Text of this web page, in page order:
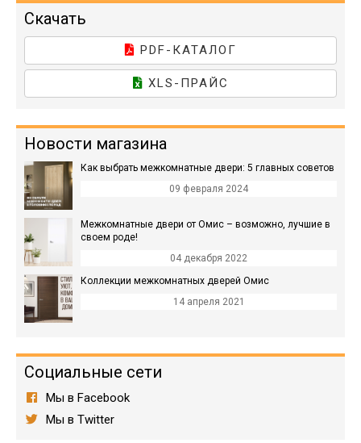
Скачать
PDF-КАТАЛОГ
XLS-ПРАЙС
Новости магазина
Как выбрать межкомнатные двери: 5 главных советов
09 февраля 2024
Межкомнатные двери от Омис – возможно, лучшие в
своем роде!
04 декабря 2022
Коллекции межкомнатных дверей Омис
14 апреля 2021
Социальные сети
Мы в Facebook
Мы в Twitter